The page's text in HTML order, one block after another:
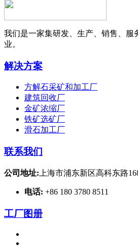
我们是一家集研发、生产、销售、服
业。
解决方案
方解石采矿和加工厂
建筑回收厂
金矿浓缩厂
铁矿选矿厂
滑石加工厂
联系我们
公司地址: 上海市浦东新区高科东路
电话: +86 180 3780 8511
工厂图册